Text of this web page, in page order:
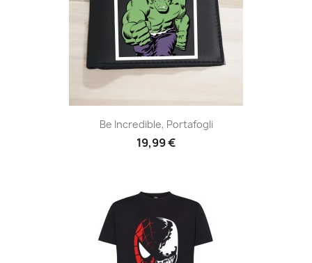
Be Incredible, Portafogli
19,99 €